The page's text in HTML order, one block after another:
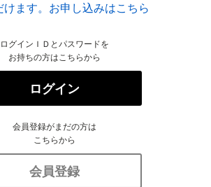
けます。お申し込みはこちら
ログインＩＤとパスワードを
お持ちの方はこちらから
ログイン
会員登録がまだの方は
こちらから
会員登録